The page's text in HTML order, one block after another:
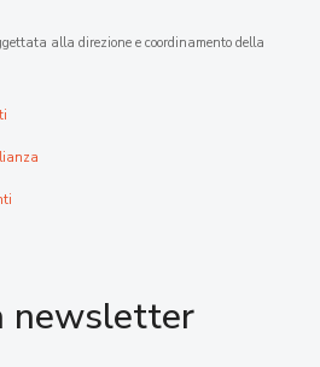
alla direzione e coordinamento della
newsletter